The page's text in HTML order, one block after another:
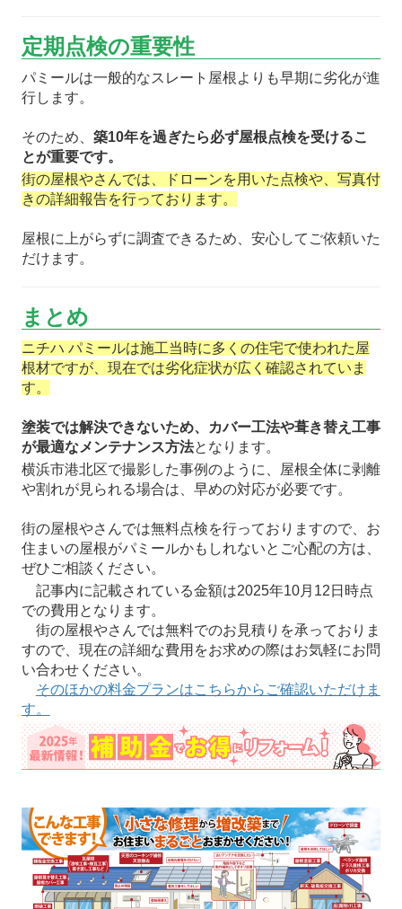
定期点検の重要性
パミールは一般的なスレート屋根よりも早期に劣化が進
行します。
そのため、 築10年を過ぎたら必ず屋根点検を受けるこ
とが重要です。
街の屋根やさんでは、ドローンを用いた点検や、写真付
きの詳細報告を行っております。
屋根に上がらずに調査できるため、安心してご依頼いた
だけます。
まとめ
ニチハ パミールは施工当時に多くの住宅で使われた屋
根材ですが、現在では劣化症状が広く確認されていま
す。
塗装では解決できないため、カバー工法や葺き替え工事
が最適なメンテナンス方法となります。
横浜市港北区で撮影した事例のように、屋根全体に剥離
や割れが見られる場合は、早めの対応が必要です。
街の屋根やさんでは無料点検を行っておりますので、お
住まいの屋根がパミールかもしれないとご心配の方は、
ぜひご相談ください。
記事内に記載されている金額は2025年10月12日時点
での費用となります。
街の屋根やさんでは無料でのお見積りを承っておりま
すので、現在の詳細な費用をお求めの際はお気軽にお問
い合わせください。
そのほかの料金プランはこちらからご確認いただけま
す。